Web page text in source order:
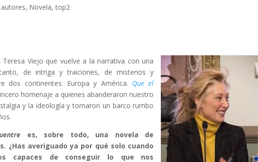
, Novela,top2
Viejo que vuelve a la narrativa con una
de intriga y traiciones, de misterios y
dos continentes: Europa y América. Que el
homenaje a quienes abanderaron nuestro
y la ideología y tomaron un barco rumbo
es, sobre todo, una novela de
¿Has averiguado ya por qué solo cuando
capaces de conseguir lo que nos